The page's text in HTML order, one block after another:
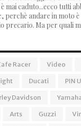
mai caduto...ecco tutti
perchè andare in moto
precario. Ma per quali
Racer Video
Ducati
PIN
Davidson
Arts Guzzi